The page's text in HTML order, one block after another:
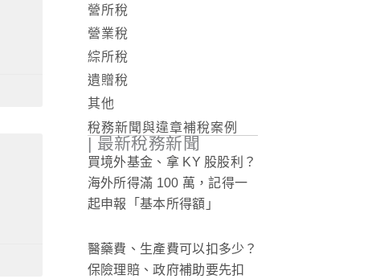
營所稅
營業稅
綜所稅
遺贈稅
其他
稅務新聞與違章補稅案例
| 最新稅務新聞
買境外基金、拿 KY 股股利？
海外所得滿 100 萬，記得一
起申報「基本所得額」
醫藥費、生產費可以扣多少？
保險理賠、政府補助要先扣